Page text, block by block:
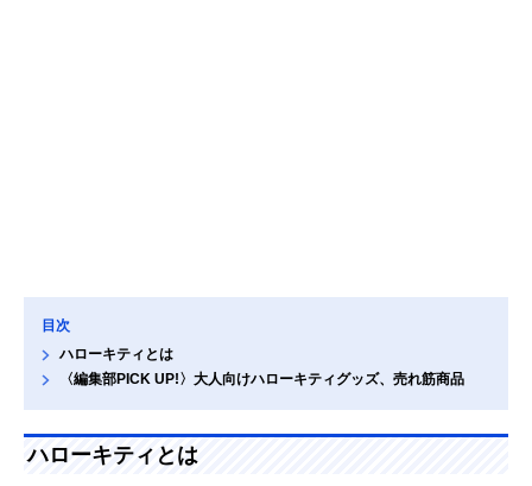
目次
ハローキティとは
〈編集部PICK UP!〉大人向けハローキティグッズ、売れ筋商品
ハローキティとは